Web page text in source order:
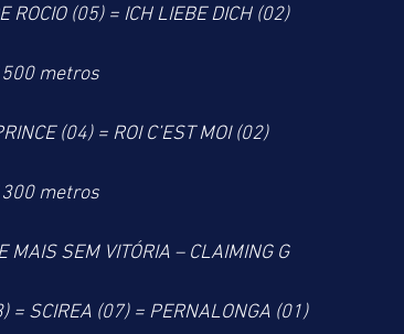
ROCIO (05) = ICH LIEBE DICH (02)
metros
(04) = ROI C’EST MOI (02)
metros
MAIS SEM VITÓRIA – CLAIMING G
= SCIREA (07) = PERNALONGA (01)